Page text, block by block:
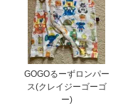
GOGOるーずロンパー
ス(クレイジーゴーゴ
ー)